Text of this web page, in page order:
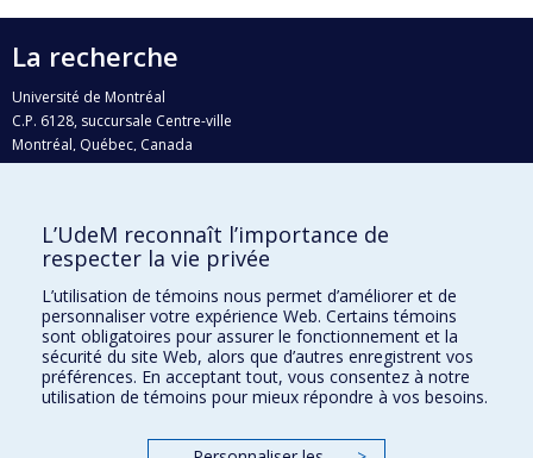
La recherche
Université de Montréal
C.P. 6128, succursale Centre-ville
Montréal, Québec, Canada
H3C 3J7
Qui fait quoi?
Nous trouver
Plan du site
Accessibilité
L’UdeM reconnaît l’importance de
respecter la vie privée
L’utilisation de témoins nous permet d’améliorer et de
personnaliser votre expérience Web. Certains témoins
sont obligatoires pour assurer le fonctionnement et la
sécurité du site Web, alors que d’autres enregistrent vos
préférences. En acceptant tout, vous consentez à notre
utilisation de témoins pour mieux répondre à vos besoins.